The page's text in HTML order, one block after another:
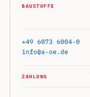
BAUSTOFFE
+49 6073 6004-0
info@a-oe.de
ZAHLUNG